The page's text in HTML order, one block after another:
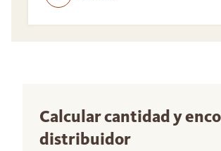
Calcular cantidad y
distribuidor